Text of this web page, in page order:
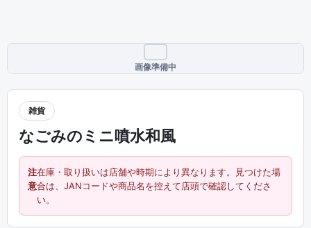
画像準備中
雑貨
なごみのミニ噴水和風
注
意
在庫・取り扱いは店舗や時期により異なります。見つけた場
合は、JANコードや商品名を控えて店頭で確認してくださ
い。